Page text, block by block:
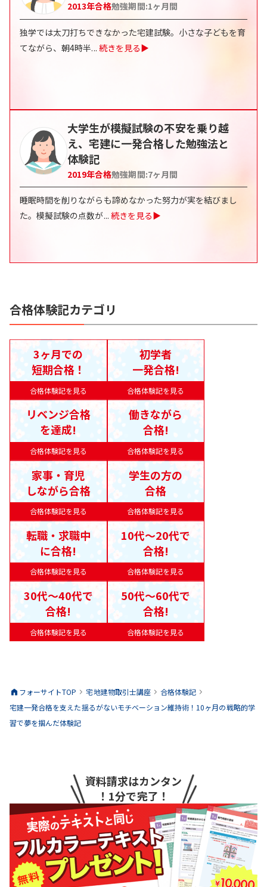
2013年合格勉強期間:1ヶ月間
独学では太刀打ちできなかった宅建試験。小さな子どもを育
てながら、朝4時半... 続きを見る▶
大学生が模擬試験の不安を乗り越
え、宅建に一発合格した勉強法と
体験記
2019年合格勉強期間:7ヶ月間
睡眠時間を削りながらも諦めなかった努力が実を結びまし
た。模擬試験の点数が... 続きを見る▶
合格体験記カテゴリ
合格体験記を見る
3ヶ月での
短期合格！
合格体験記を見る
初学者
一発合格!
合格体験記を見る
リベンジ合格
を達成!
合格体験記を見る
働きながら
合格!
合格体験記を見る
家事・育児
しながら合格
合格体験記を見る
学生の方の
合格
合格体験記を見る
転職・求職中
に合格!
合格体験記を見る
10代〜20代で
合格!
合格体験記を見る
30代〜40代で
合格!
合格体験記を見る
50代〜60代で
合格!
フォーサイトTOP 宅地建物取引士講座
合格体験記
宅建一発合格を支えた揺るがないモチベーション維持術！10ヶ月の戦略的学
習で夢を掴んだ体験記
資料請求はカンタン
！1分で完了！